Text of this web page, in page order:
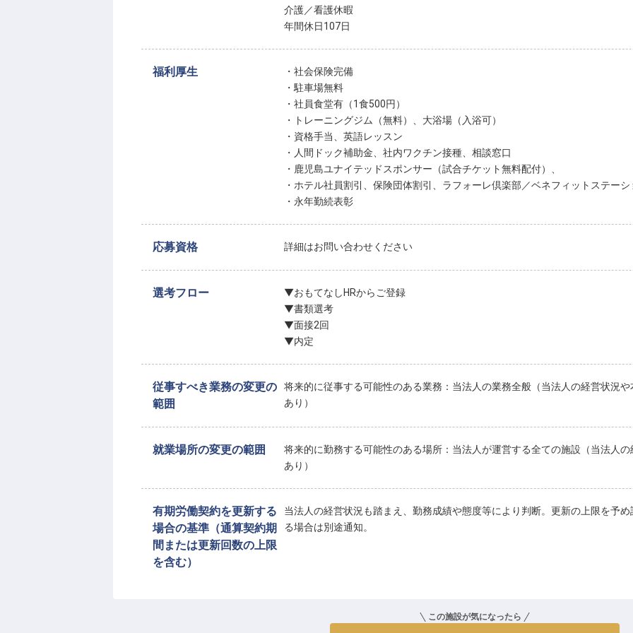
介護／看護休暇
年間休日107日
福利厚生
・社会保険完備
・駐車場無料
・社員食堂有（1食500円）
・トレーニングジム（無料）、大浴場（入浴可）
・資格手当、英語レッスン
・人間ドック補助金、社内ワクチン接種、相談窓口
・鹿児島ユナイテッドスポンサー（試合チケット無料配付）、
・ホテル社員割引、保険団体割引、ラフォーレ倶楽部／ベネフィットステーシ
・永年勤続表彰
応募資格 詳細はお問い合わせください
選考フロー
▼おもてなしHRからご登録
▼書類選考
▼面接2回
▼内定
従事すべき業務の変更の
範囲
将来的に従事する可能性のある業務：当法人の業務全般（当法人の経営状況
あり）
就業場所の変更の範囲
将来的に勤務する可能性のある場所：当法人が運営する全ての施設（当法人
あり）
有期労働契約を更新する
場合の基準（通算契約期
間または更新回数の上限
を含む）
当法人の経営状況も踏まえ、勤務成績や態度等により判断。更新の上限を予
る場合は別途通知。
この施設が気になったら